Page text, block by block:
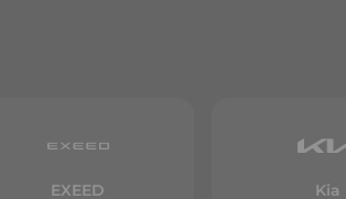
EXEED Kia